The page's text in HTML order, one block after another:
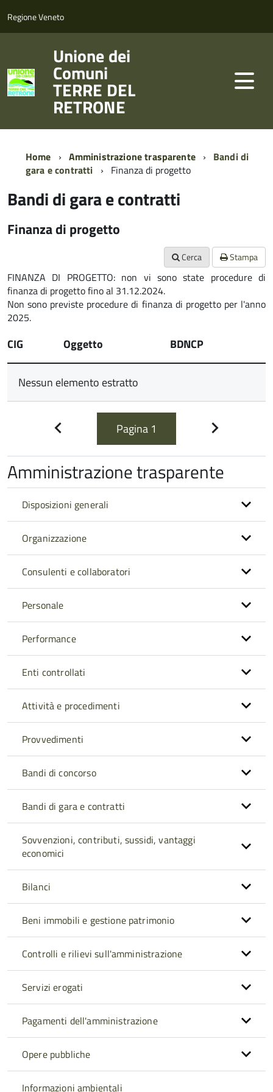
Regione Veneto
Unione dei
Comuni
TERRE DEL
RETRONE
Home Amministrazione trasparente
Bandi di
gara e contratti
Finanza di progetto
Bandi di gara e contratti
Finanza di progetto
Cerca Stampa
FINANZA DI PROGETTO: non vi sono state procedure di
finanza di progetto fino al 31.12.2024.
Non sono previste procedure di finanza di progetto per l'anno
2025.
CIG Oggetto BDNCP
Nessun elemento estratto
Pagina 1
Amministrazione trasparente
Disposizioni generali
Organizzazione
Consulenti e collaboratori
Personale
Performance
Enti controllati
Attività e procedimenti
Provvedimenti
Bandi di concorso
Bandi di gara e contratti
Sovvenzioni, contributi, sussidi, vantaggi
economici
Bilanci
Beni immobili e gestione patrimonio
Controlli e rilievi sull'amministrazione
Servizi erogati
Pagamenti dell'amministrazione
Opere pubbliche
Informazioni ambientali